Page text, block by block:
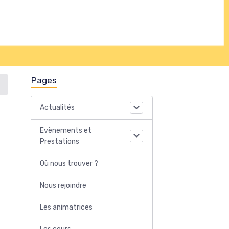
Pages
Actualités
Evènements et
Prestations
Où nous trouver ?
Nous rejoindre
Les animatrices